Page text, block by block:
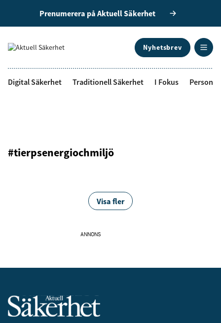
Prenumerera på Aktuell Säkerhet
Nyhetsbrev
Digital Säkerhet Traditionell Säkerhet I Fokus
#tierpsenergiochmiljö
Visa fler
ANNONS